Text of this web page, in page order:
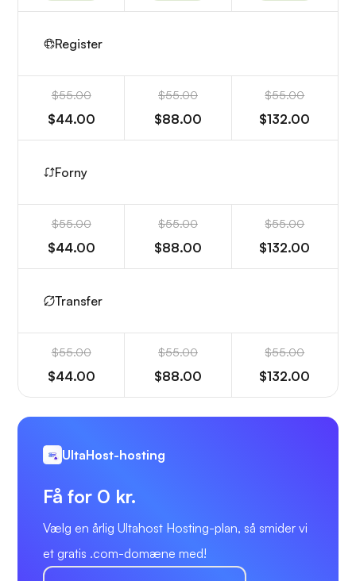
Register
$55.00
$44.00
$55.00
$88.00
$55.00
$132.00
Forny
$55.00
$44.00
$55.00
$88.00
$55.00
$132.00
Transfer
$55.00
$44.00
$55.00
$88.00
$55.00
$132.00
UltaHost-hosting
Få for 0 kr.
Vælg en årlig Ultahost Hosting-plan, så smider vi
et gratis .com-domæne med!